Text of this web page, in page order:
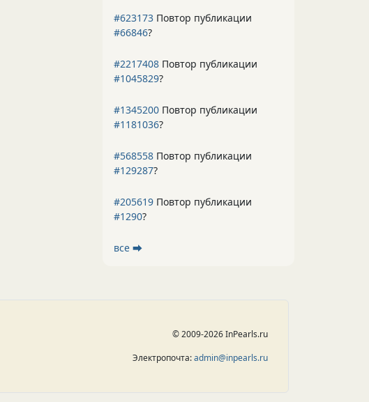
#623173 Повтор публикации
#66846?
#2217408 Повтор публикации
#1045829?
#1345200 Повтор публикации
#1181036?
#568558 Повтор публикации
#129287?
#205619 Повтор публикации
#1290?
все ⮕
© 2009-2026 InPearls.ru
Электропочта:admin@inpearls.ru